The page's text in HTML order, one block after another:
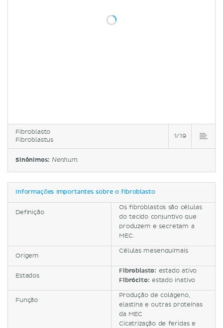
Fibroblasto
Fibroblastus
1/19
Sinônimos: Nenhum
Informações importantes sobre o fibroblasto
Definição
Os fibroblastos são células
do tecido conjuntivo que
produzem e secretam a
MEC.
Origem
Células mesenquimais
Estados
Fibroblasto: estado ativo
Fibrócito: estado inativo
Função
Produção de colágeno,
elastina e outras proteínas
da MEC
Cicatrização de feridas e